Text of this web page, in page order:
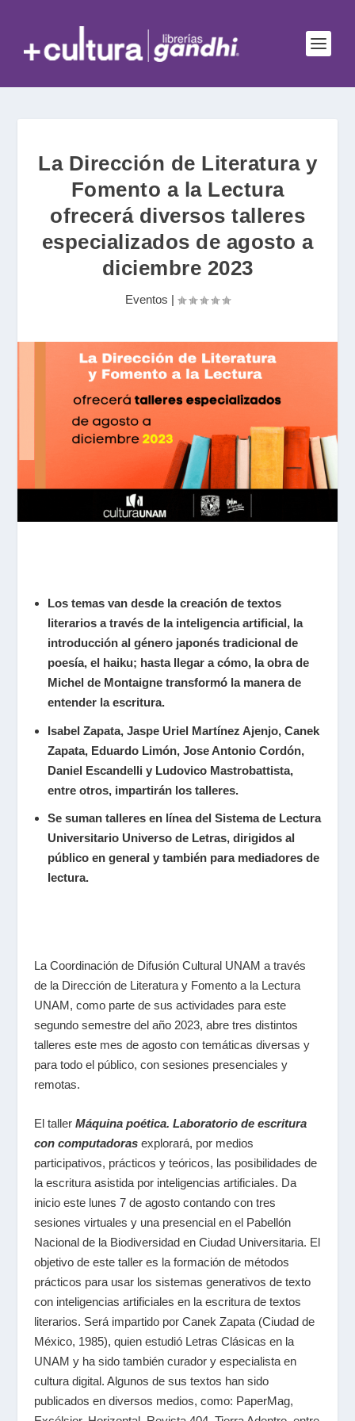
La Dirección de Literatura y
Fomento a la Lectura
ofrecerá diversos talleres
especializados de agosto a
diciembre 2023
Eventos |
Los temas van desde la creación de textos
literarios a través de la inteligencia artificial, la
introducción al género japonés tradicional de
poesía, el haiku; hasta llegar a cómo, la obra de
Michel de Montaigne transformó la manera de
entender la escritura.
Isabel Zapata, Jaspe Uriel Martínez Ajenjo, Canek
Zapata, Eduardo Limón, Jose Antonio Cordón,
Daniel Escandelli y Ludovico Mastrobattista,
entre otros, impartirán los talleres.
Se suman talleres en línea del Sistema de Lectura
Universitario Universo de Letras,dirigidos al
público en general y también para mediadores de
lectura.
La Coordinación de Difusión Cultural UNAM a través
de la Dirección de Literatura y Fomento a la Lectura
UNAM, como parte de sus actividades para este
segundo semestre del año 2023, abre tres distintos
talleres este mes de agosto con temáticas diversas y
para todo el público, con sesiones presenciales y
remotas.
El taller Máquina poética. Laboratorio de escritura
con computadoras explorará, por medios
participativos, prácticos y teóricos, las posibilidades de
la escritura asistida por inteligencias artificiales. Da
inicio este lunes 7 de agosto contando con tres
sesiones virtuales y una presencial en el Pabellón
Nacional de la Biodiversidad en Ciudad Universitaria. El
objetivo de este taller es la formación de métodos
prácticos para usar los sistemas generativos de texto
con inteligencias artificiales en la escritura de textos
literarios. Será impartido por Canek Zapata (Ciudad de
México, 1985), quien estudió Letras Clásicas en la
UNAM y ha sido también curador y especialista en
cultura digital. Algunos de sus textos han sido
publicados en diversos medios, como: PaperMag,